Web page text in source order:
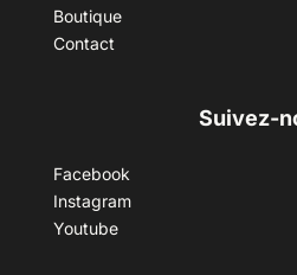
Boutique
Contact
Suivez-
Facebook
Instagram
Youtube